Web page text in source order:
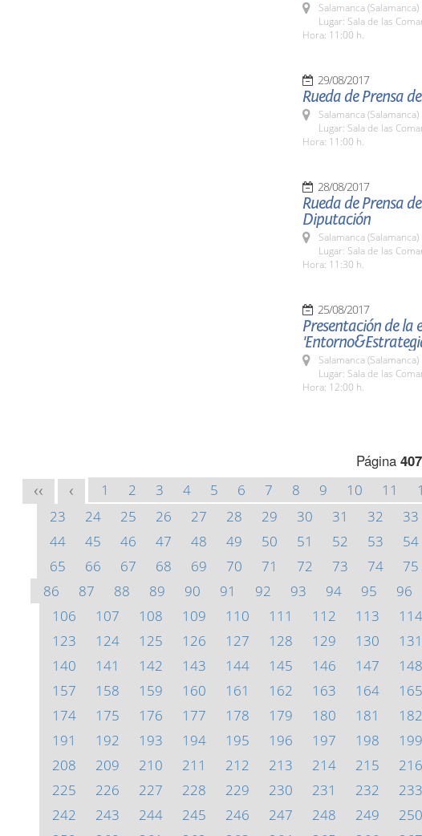
Salamanca (Salamanca)
Lugar: Sala de las
Hora: 11:00 h.
29/08/2017
Rueda de Prensa
Salamanca (Salamanca)
Lugar: Sala de las
Hora: 11:00 h.
28/08/2017
Rueda de Prensa
Diputación
Salamanca (Salamanca)
Lugar: Sala de las
Hora: 11:30 h.
25/08/2017
Presentación de la
Salamanca (Salamanca)
Lugar: Sala de las
Hora: 12:00 h.
Página 407
<< < 1 2 3 4 5 6 7 8 9 10 11
23
24 25 26 27 28 29 30 31 32 33
44
45 46 47 48 49 50 51 52 53 54
65
66 67 68 69 70 71 72 73 74 75
86
87 88 89 90 91 92 93 94 95 96
106
107 108 109 110 111 112 113 114
123
124 125 126 127 128 129 130 131
140
141 142 143 144 145 146 147 148
157
158 159 160 161 162 163 164 165
174
175 176 177 178 179 180 181 182
191
192 193 194 195 196 197 198 199
208
209 210 211 212 213 214 215 216
225
226 227 228 229 230 231 232 233
242
243 244 245 246 247 248 249 250